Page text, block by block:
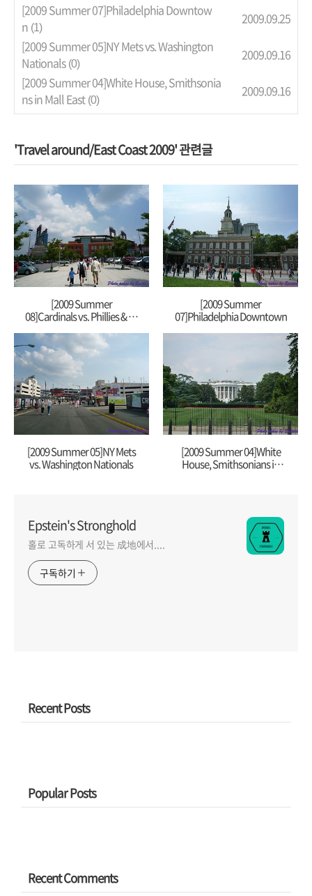
[2009 Summer 07]Philadelphia Downtow
n (1)
2009.09.25
[2009 Summer 05]NY Mets vs. Washington
Nationals (0)
2009.09.16
[2009 Summer 04]White House, Smithsonia
ns in Mall East (0)
2009.09.16
'Travel around/East Coast 2009' 관련글
[2009 Summer
08]Cardinals vs. Phillies & 박
[2009 Summer
07]Philadelphia Downtown
[2009 Summer 05]NY Mets
vs. Washington Nationals
[2009 Summer 04]White
House, Smithsonians in
Epstein's Stronghold
홀로 고독하게 서 있는 成地에서....
구독하기
Recent Posts
Popular Posts
Recent Comments